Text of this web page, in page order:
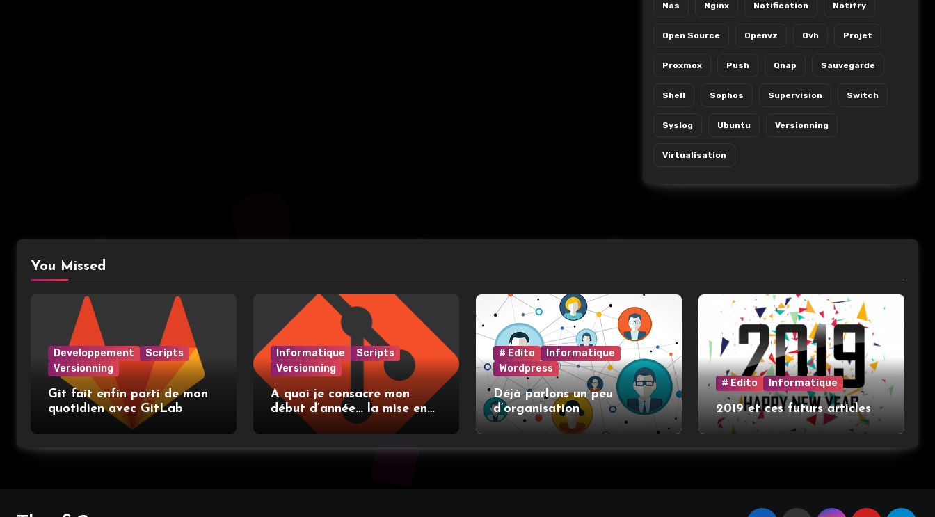
Nas Nginx Notification Notifry
Open Source Openvz Ovh Projet
Proxmox Push Qnap Sauvegarde
Shell Sophos Supervision Switch
Syslog Ubuntu Versionning
Virtualisation
You Missed
Developpement
Scripts
Versionning
Git fait enfin parti de mon
quotidien avec GitLab
Informatique
Scripts
Versionning
A quoi je consacre mon
début d’année… la mise en
place et l’utilisation de git
# Edito
Informatique
Wordpress
Déjà parlons un peu
d’organisation
# Edito Informatique
2019 et ces futurs articles